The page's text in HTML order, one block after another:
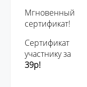
Мгновенный
сертификат!
Сертификат
участнику за
39р!